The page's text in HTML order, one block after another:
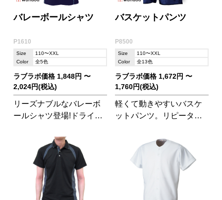
バレーボールシャツ
P1610
Size
110〜XXL
Color
全5色
ラブラボ価格 1,848円 〜
2,024円(税込)
リーズナブルなバレーボ
ールシャツ登場!ドライ素
ん、軽くて動きやすさも
バツグン!P1680のパンツ
とセットアップ可能で
バスケットパンツ
P8500
Size
110〜XXL
Color
全13色
ラブラボ価格 1,672円 〜
1,760円(税込)
軽くて動きやすいバスケ
ットパンツ。リピーター
す。バスケットシャツ
(P1810)とセットアップで
きます。 ※素材は上下で